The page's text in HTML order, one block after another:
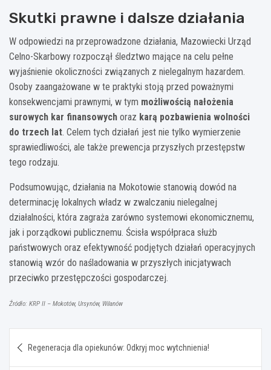
Skutki prawne i dalsze działania
W odpowiedzi na przeprowadzone działania, Mazowiecki Urząd
Celno-Skarbowy rozpoczął śledztwo mające na celu pełne
wyjaśnienie okoliczności związanych z nielegalnym hazardem.
Osoby zaangażowane w te praktyki stoją przed poważnymi
konsekwencjami prawnymi, w tym możliwością nałożenia
surowych kar finansowych oraz karą pozbawienia wolności
do trzech lat. Celem tych działań jest nie tylko wymierzenie
sprawiedliwości, ale także prewencja przyszłych przestępstw
tego rodzaju.
Podsumowując, działania na Mokotowie stanowią dowód na
determinację lokalnych władz w zwalczaniu nielegalnej
działalności, która zagraża zarówno systemowi ekonomicznemu,
jak i porządkowi publicznemu. Ścisła współpraca służb
państwowych oraz efektywność podjętych działań operacyjnych
stanowią wzór do naśladowania w przyszłych inicjatywach
przeciwko przestępczości gospodarczej.
Źródło: KRP II – Mokotów, Ursynów, Wilanów
wpisu
Regeneracja dla opiekunów: Odkryj moc wytchnienia!